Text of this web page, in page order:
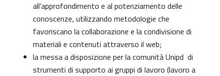
all'approfondimento e al potenziamento delle
conoscenze, utilizzando metodologie che
favoriscano la collaborazione e la condivisione di
materiali e contenuti attraverso il web;
la messa a disposizione per la comunità Unipd di
strumenti di supporto ai gruppi di lavoro (lavoro a